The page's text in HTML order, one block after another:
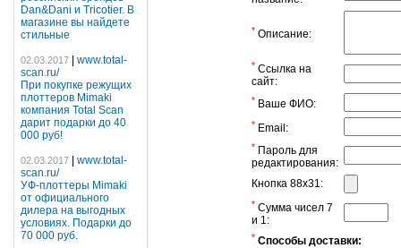
Dan&Dani и Tricotier. В
магазине вы найдете
стильные
02.03.2017
www.total-
scan.ru/
При покупке режущих
плоттеров Mimaki
компания Total Scan
дарит подарки до 40
000 руб!
02.03.2017
www.total-
scan.ru/
УФ-плоттеры Mimaki
от официального
дилера на выгодных
условиях. Подарки до
70 000 руб.
* Описание:
* Ссылка на
сайт:
* Ваше ФИО:
* Email:
* Пароль для
редактирования:
Кнопка 88х31:
* Сумма чисел 7
и 1:
* Способы доставки: